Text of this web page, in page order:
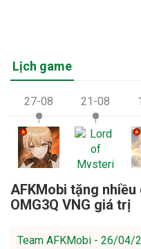
Lịch game
27-08 21-08
AFKMobi tặng
OMG3Q VNG giá trị
Team AFKMobi - 26/04/